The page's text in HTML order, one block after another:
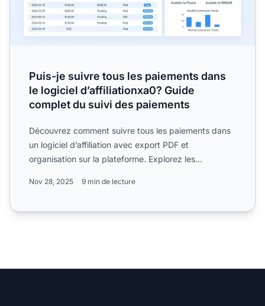
Puis-je suivre tous les paiements dans
le logiciel d’affiliationxa0? Guide
complet du suivi des paiements
Découvrez comment suivre tous les paiements dans
un logiciel d’affiliation avec export PDF et
organisation sur la plateforme. Explorez les
Nov 28, 2025 9 min de lecture